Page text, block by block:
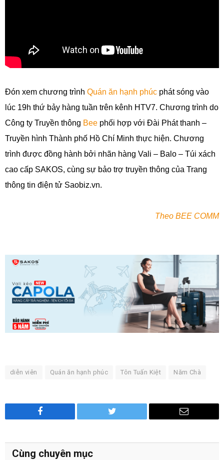
Đón xem chương trình Quán ăn hạnh phúc phát sóng vào
lúc 19h thứ bảy hàng tuần trên kênh HTV7. Chương trình do
Công ty Truyền thông Bee phối hợp với Đài Phát thanh –
Truyền hình Thành phố Hồ Chí Minh thực hiện. Chương
trình được đồng hành bởi nhãn hàng Vali – Balo – Túi xách
cao cấp SAKOS, cùng sự bảo trợ truyền thông của Trang
thông tin điện tử Saobiz.vn.
Theo BEE COMM
diễn viên Quán ăn hạnh phúc Tôn Tuấn Kiệt Năm Chà
Facebook Twitter Email
Cùng chuyên mục